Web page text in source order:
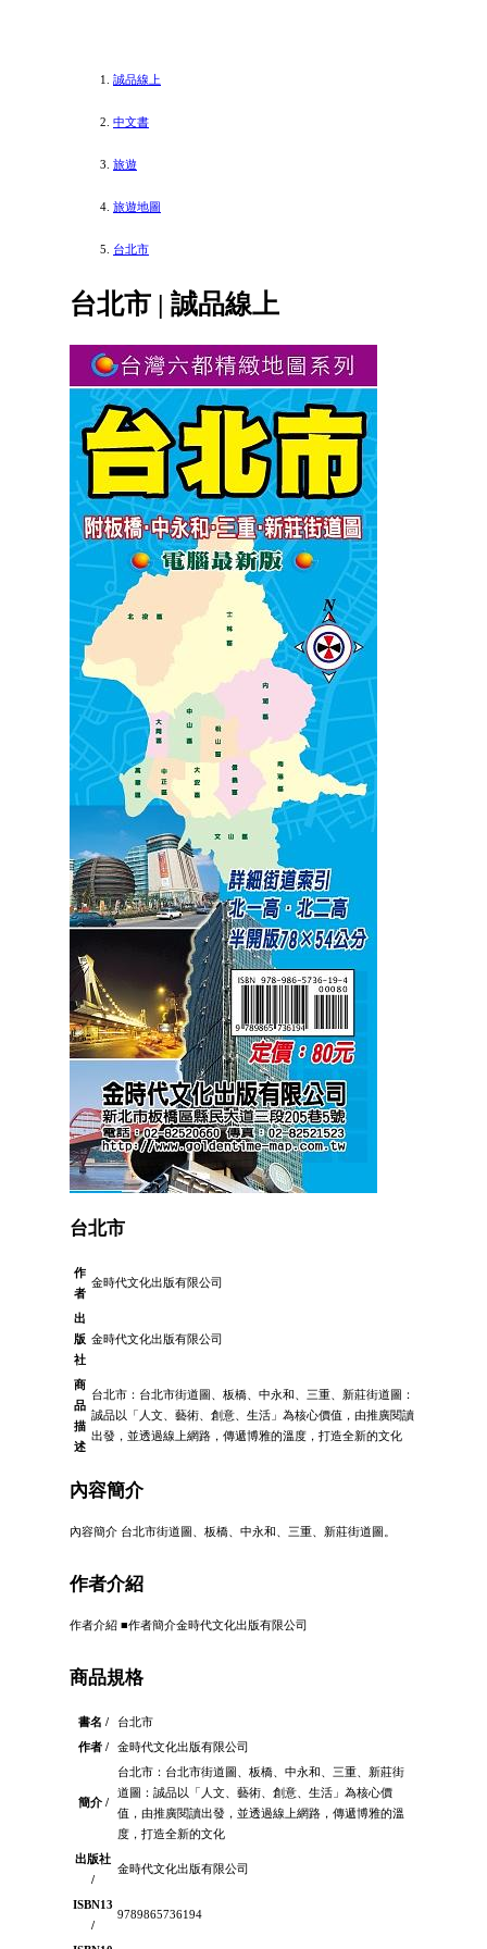
誠品線上
中文書
旅遊
旅遊地圖
台北市
台北市 | 誠品線上
台北市
作
者
金時代文化出版有限公司
出
版
社
金時代文化出版有限公司
商
品
描
述
台北市：台北市街道圖、板橋、中永和、三重、新莊街道圖：
誠品以「人文、藝術、創意、生活」為核心價值，由推廣閱讀
出發，並透過線上網路，傳遞博雅的溫度，打造全新的文化
內容簡介
內容簡介 台北市街道圖、板橋、中永和、三重、新莊街道圖。
作者介紹
作者介紹 ■作者簡介金時代文化出版有限公司
商品規格
書名 /
台北市
作者 /
金時代文化出版有限公司
簡介 /
台北市：台北市街道圖、板橋、中永和、三重、新莊街
道圖：誠品以「人文、藝術、創意、生活」為核心價
值，由推廣閱讀出發，並透過線上網路，傳遞博雅的溫
度，打造全新的文化
出版社
/
金時代文化出版有限公司
ISBN13
/
9789865736194